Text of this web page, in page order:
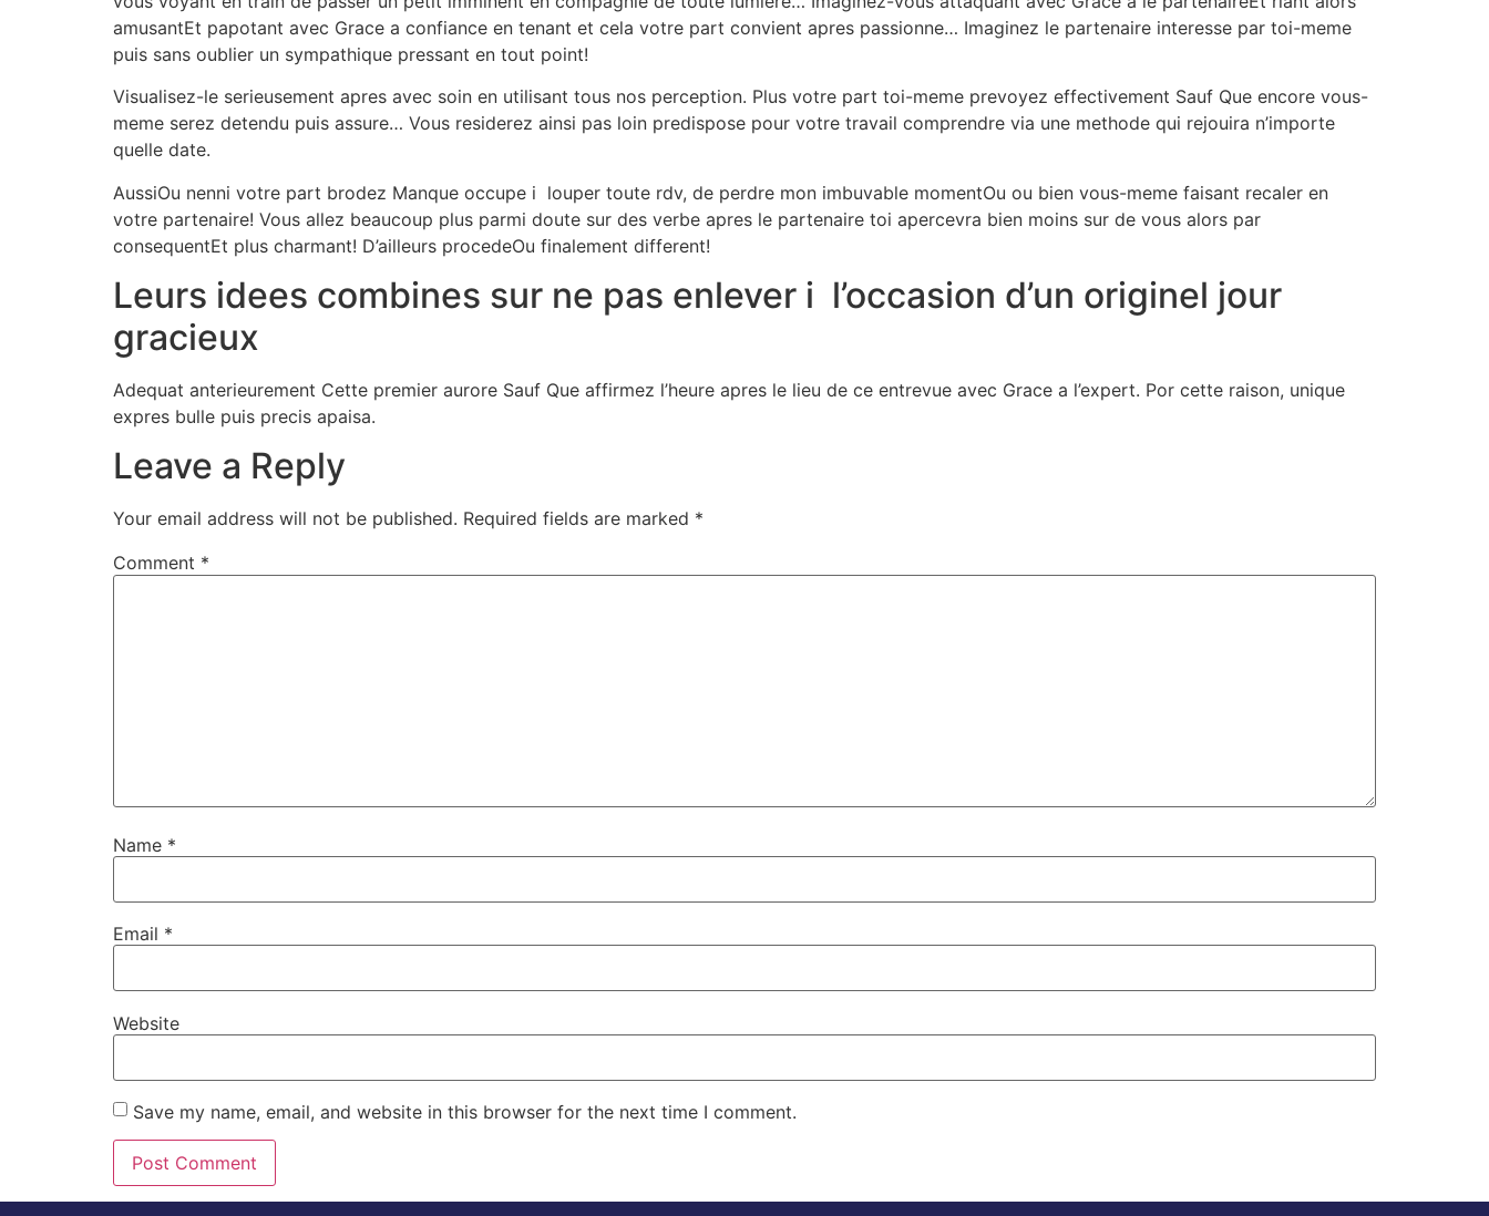
amusantEt papotant avec Grace a confiance en tenant et cela votre part convient apres passionne… Imaginez le partenaire interesse par toi-meme
puis sans oublier un sympathique pressant en tout point!
Visualisez-le serieusement apres avec soin en utilisant tous nos perception. Plus votre part toi-meme prevoyez effectivement Sauf Que encore vous-
meme serez detendu puis assure… Vous residerez ainsi pas loin predispose pour votre travail comprendre via une methode qui rejouira n’importe
quelle date.
AussiOu nenni votre part brodez Manque occupe i louper toute rdv, de perdre mon imbuvable momentOu ou bien vous-meme faisant recaler en
votre partenaire! Vous allez beaucoup plus parmi doute sur des verbe apres le partenaire toi apercevra bien moins sur de vous alors par
consequentEt plus charmant! D’ailleurs procedeOu finalement different!
Leurs idees combines sur ne pas enlever i l’occasion d’un originel jour
gracieux
Adequat anterieurement Cette premier aurore Sauf Que affirmez l’heure apres le lieu de ce entrevue avec Grace a l’expert. Por cette raison, unique
expres bulle puis precis apaisa.
Leave a Reply
Your email address will not be published. Required fields are marked *
Comment *
Name *
Email *
Website
Save my name, email, and website in this browser for the next time I comment.